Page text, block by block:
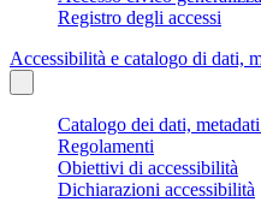
Registro degli accessi
Accessibilità e catalogo di dati,
Catalogo dei dati,
Regolamenti
Obiettivi di accessibilità
Dichiarazioni accessibilità